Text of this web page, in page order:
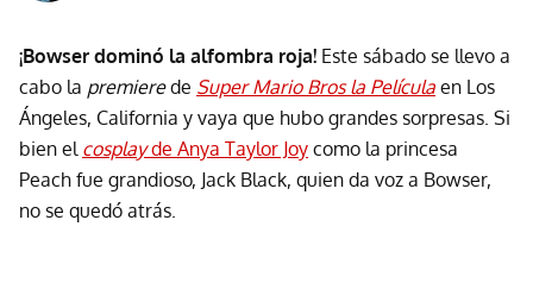
¡Bowser dominó la alfombra roja! Este sábado se llevo a
cabo la premierede Super Mario Bros la Película en Los
Ángeles, California y vaya que hubo grandes sorpresas. Si
bien el cosplayde Anya Taylor Joy como la princesa
Peach fue grandioso, Jack Black, quien da voz a Bowser,
no se quedó atrás.